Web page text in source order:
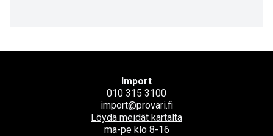
Import
010 315 3100
import@provari.fi
Löydä meidät kartalta
ma-pe klo 8-16